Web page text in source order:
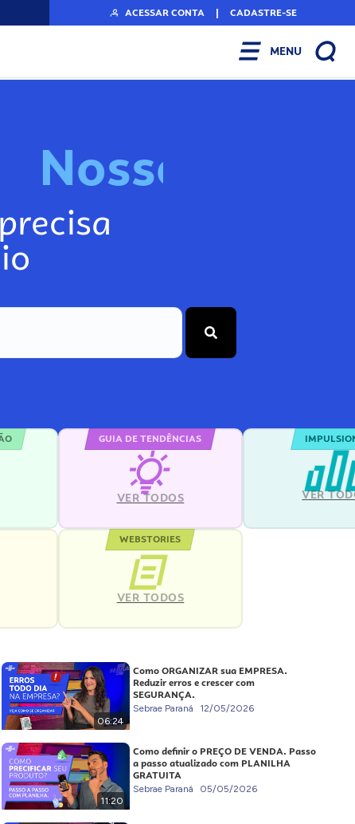
ACESSAR CONTA | CADASTRE-SE
MENU
No
GUIA DE TENDÊNCIAS
VER TODOS VER
WEBSTORIES
VER TODOS
06:24
Como ORGANIZAR sua EMPRESA.
Reduzir erros e crescer com
SEGURANÇA.
Sebrae Paraná 12/05/2026
11:20
Como definir o PREÇO DE VENDA. Passo
a passo atualizado com PLANILHA
GRATUITA
Sebrae Paraná 05/05/2026